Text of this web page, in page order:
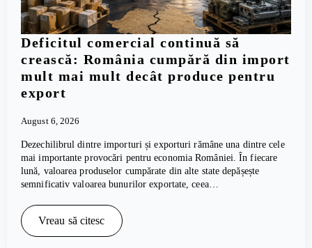
Deficitul comercial continuă să
crească: România cumpără din import
mult mai mult decât produce pentru
export
August 6, 2026
Dezechilibrul dintre importuri și exporturi rămâne una dintre cele
mai importante provocări pentru economia României. În fiecare
lună, valoarea produselor cumpărate din alte state depășește
semnificativ valoarea bunurilor exportate, ceea…
Vreau să citesc